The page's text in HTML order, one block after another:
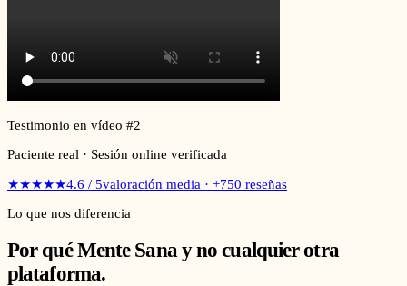
Testimonio en vídeo #2
Paciente real · Sesión online verificada
★★★★★4.6 / 5valoración media · +750 reseñas
Lo que nos diferencia
Por qué Mente Sana y no cualquier otra
plataforma.